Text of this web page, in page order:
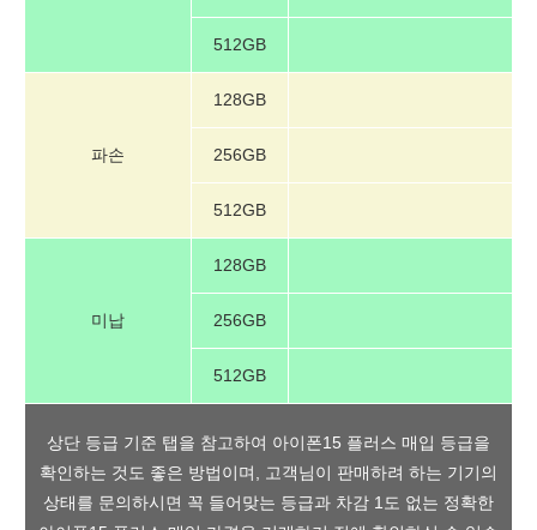
512GB
파손
128GB
256GB
512GB
미납
128GB
256GB
512GB
상단 등급 기준 탭을 참고하여 아이폰15 플러스 매입 등급을
확인하는 것도 좋은 방법이며, 고객님이 판매하려 하는 기기의
상태를 문의하시면 꼭 들어맞는 등급과 차감 1도 없는 정확한